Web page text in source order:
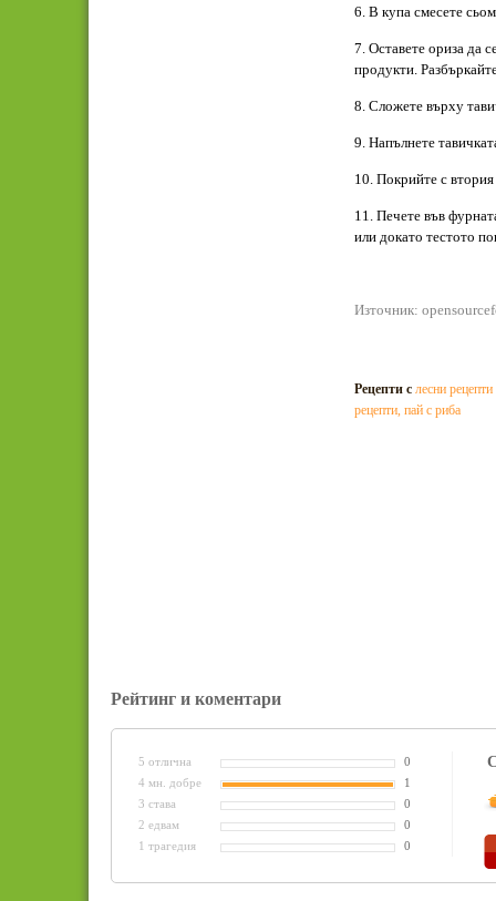
6. В купа смесете
7. Оставете ориза да
продукти.
8. Сложете върху
9. Напълнете
10. Покрийте с втория
11. Печете във
или докато тестото
Източник:
Рецепти с лесни рецепти
рецепти, пай с риба
Рейтинг и коментари
5 отлична
0
4 мн. добре
1
3 става
0
2 едвам
0
1 трагедия
0